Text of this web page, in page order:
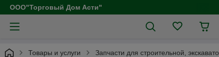
ООО"Торговый Дом Асти"
Товары и услуги Запчасти для строительной,